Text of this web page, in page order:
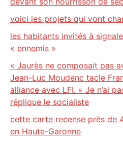
voici les projets qui vont
les habitants invités à
« ennemis »
« Jaurès ne composait pas
Jean-Luc Moudenc tacle
alliance avec LFI. « Je n’ai
réplique le socialiste
cette carte recense près de
en Haute-Garonne